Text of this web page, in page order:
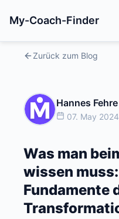
My-Coach-Finder
Zurück zum Blog
Hannes Fehre
07. May
Was man
wissen
Fundamente